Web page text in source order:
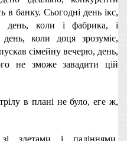
в банку. Сьогодні день ікс,
день, коли і фабрика, і
день, коли доця зрозуміє,
сімейну вечерю, день,
не зможе завадити цій
в плані не було, еге ж,
злетами і падіннями,